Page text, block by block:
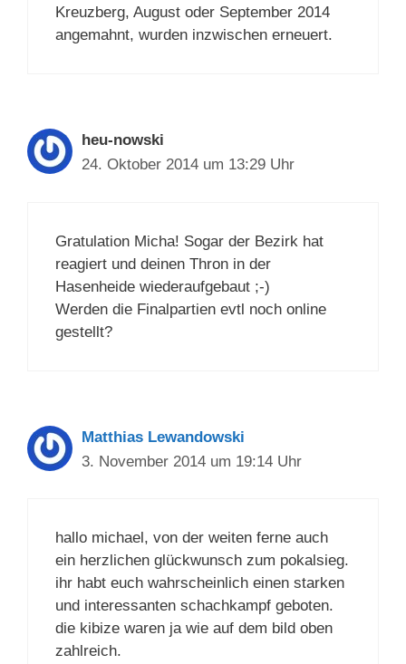
Kreuzberg, August oder September 2014
angemahnt, wurden inzwischen erneuert.
heu-nowski
24. Oktober 2014 um 13:29 Uhr
Gratulation Micha! Sogar der Bezirk hat
reagiert und deinen Thron in der
Hasenheide wiederaufgebaut ;-)
Werden die Finalpartien evtl noch online
gestellt?
Matthias Lewandowski
3. November 2014 um 19:14 Uhr
hallo michael, von der weiten ferne auch
ein herzlichen glückwunsch zum pokalsieg.
ihr habt euch wahrscheinlich einen starken
und interessanten schachkampf geboten.
die kibize waren ja wie auf dem bild oben
zahlreich.